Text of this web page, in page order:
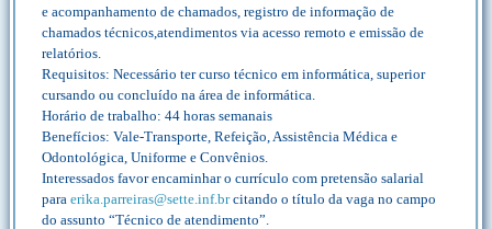
e acompanhamento de chamados, registro de informação de
chamados técnicos,atendimentos via acesso remoto e emissão de
relatórios.
Requisitos: Necessário ter curso técnico em informática, superior
cursando ou concluído na área de informática.
Horário de trabalho: 44 horas semanais
Benefícios: Vale-Transporte, Refeição, Assistência Médica e
Odontológica, Uniforme e Convênios.
Interessados favor encaminhar o currículo com pretensão salarial
para erika.parreiras@sette.inf.brcitando o título da vaga no campo
do assunto “Técnico de atendimento”.